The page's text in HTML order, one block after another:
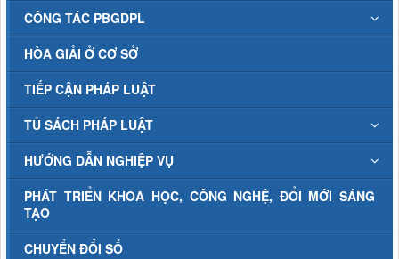
CÔNG TÁC PBGDPL
HÒA GIẢI Ở CƠ SỞ
TIẾP CẬN PHÁP LUẬT
TỦ SÁCH PHÁP LUẬT
HƯỚNG DẪN NGHIỆP VỤ
PHÁT TRIỂN KHOA HỌC, CÔNG NGHỆ, ĐỔI MỚI SÁNG
TẠO
CHUYỂN ĐỔI SỐ